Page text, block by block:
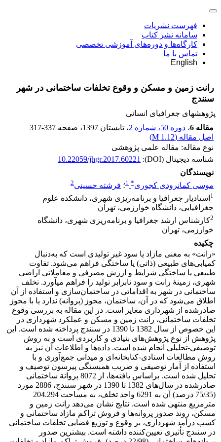
فهرست نشریات
سامانه نشر کتاب
کارگاه‌ها و دوره‌های آموزشی تخصصی
تماس با ما
English
رانت زمین و مسکن و وقوع تخلفات ساختمانی در شهر
سنندج
پژوهشهای جغرافیای انسانی
مقاله 6
، دوره 50، شماره 2 ، تابستان 1397 ، صفحه 317-337
اصل مقاله (1.12 M
)
نوع مقاله: مقاله علمی پژوهشی
شناسه دیجیتال (DOI):
10.22059/jhgr.2017.60221
نویسندگان
موسی کمانرودی کجوری*
1؛ فرشته حسینی2
1 استادیار جغرافیا و برنامه‌ریزی شهری، دانشکدة علوم
جغرافیایی، دانشگاه خوارزمی، تهران
2کارشناس ارشد جغرافیا و برنامه‌ریزی شهری، دانشگاه
خوارزمی، تهران
چکیده
«رانت» به معنی مازاد یا سود غیر تولیدی است که به‌دنبال
کمیابی‌های طبیعی (ذاتی) یا ساختگی فراهم می‌شود. تفاوت
طبیعی یا ساختگی شرایط و ارزش مصرفی و معاملاتی اراضی
شهری، زمینۀ رانت و سود نابرابر تولید را فراهم می­آورد. تخلف
ساختمانی در شهر به اقداماتی در ساختمان‌سازی و استفاده از آن
اطلاق می‌شود که در آن، ساختمان، مجوز (پروانه) ندارد یا با مجوز
صادرشده از شهرداری مغایر است. در این مقاله به بررسی وقوع
تخلفات ساختمانی، رانت زمین و مسکن و عملکرد شهرداری در
این خصوص از سال 1382 تا 1390 در سنندج پرداخته شده است. این
پژوهش از نوع پژوهش‌های بنیادی و کاربردی است و به روش
توصیفی-تحلیلی انجام شده است. داده‌ها و اطلاعات آن نیز به
روش مطالعات اسنادی-کتابخانه‌ای و میدانی جمع‌آوری و با
استفاده از آمار توصیفی و ضریب همبستگی پیرسون توصیف و
تحلیل شده است. براساس یافته‌ها، از 8072 پروانة ساختمانی
صادرشده در سال‌های 1382 تا 1390 در شهر سنندج، 2886 مورد
(75/35 درصد) آن به 6291 واحد تخلف، به مساحت 204.294
مترمربع منتهی شده‌ است. نتایج نشان می‌دهد رانت زمین و
مسکن، روند صدور پروانه‌ها و فروش تراکم مازاد ساختمانی و
کسب درآمد شهرداری، بر وقوع و توزیع فضایی تخلفات ساختمانی
در سنندج تأثیری تعیین‌کننده داشته‌ است. بیشترین صدور